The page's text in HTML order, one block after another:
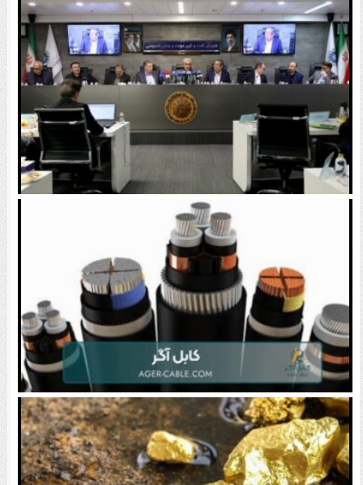
مدنی‌زاده: روش فعلی قیمت‌گذاری دارو پاسخگو نیست |
همتی: محدودیت بانکی صادرکنندگان عراق رفع می‌شود
انواع کابل های برق صنعتی و ۵ نکته کلیدی در انتخاب